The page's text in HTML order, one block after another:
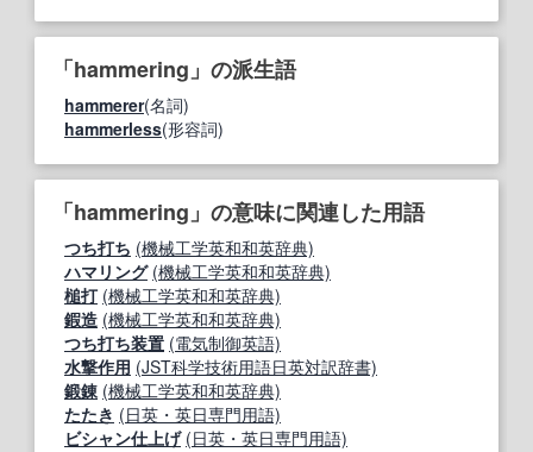
「hammering」の派生語
hammerer(名詞)
hammerless(形容詞)
「hammering」の意味に関連した用語
つち打ち (機械工学英和和英辞典)
ハマリング (機械工学英和和英辞典)
槌打 (機械工学英和和英辞典)
鍜造 (機械工学英和和英辞典)
つち打ち装置 (電気制御英語)
水撃作用 (JST科学技術用語日英対訳辞書)
鍛錬 (機械工学英和和英辞典)
たたき (日英・英日専門用語)
ビシャン仕上げ (日英・英日専門用語)